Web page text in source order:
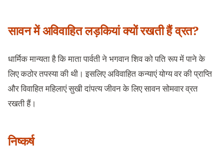
सावन में अविवाहित लड़कियां क्यों रखती हैं व्रत?
धार्मिक मान्यता है कि माता पार्वती ने भगवान शिव को पति रूप में पाने के
लिए कठोर तपस्या की थी। इसलिए अविवाहित कन्याएं योग्य वर की प्राप्ति
और विवाहित महिलाएं सुखी दांपत्य जीवन के लिए सावन सोमवार व्रत
रखती हैं।
निष्कर्ष